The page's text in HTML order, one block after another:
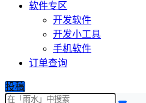
软件专区
开发软件
开发小工具
手机软件
订单查询
投稿